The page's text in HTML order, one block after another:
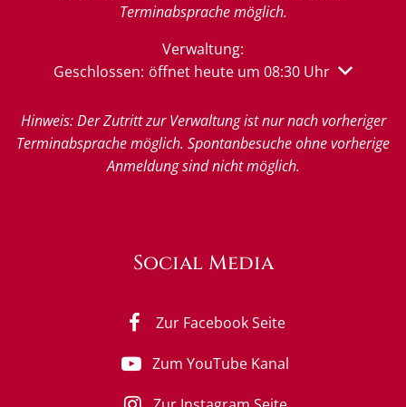
Terminabsprache möglich.
Verwaltung:
Klicken, um weitere Öffnungs- oder Schließzeiten
Geschlossen: öffnet heute um 08:30 Uhr
Hinweis: Der Zutritt zur Verwaltung ist nur nach vorheriger
Terminabsprache möglich. Spontanbesuche ohne vorherige
Anmeldung sind nicht möglich.
Social Media
Zur Facebook Seite
Zum YouTube Kanal